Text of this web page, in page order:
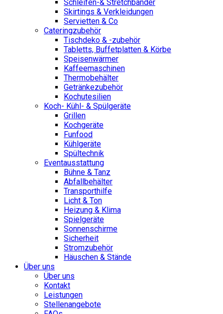
Schleifen-& Stretchbänder
Skirtings & Verkleidungen
Servietten & Co
Cateringzubehör
Tischdeko & -zubehör
Tabletts, Buffetplatten & Körbe
Speisenwärmer
Kaffeemaschinen
Thermobehälter
Getränkezubehör
Kochutesilien
Koch- Kühl- & Spülgeräte
Grillen
Kochgeräte
Funfood
Kühlgeräte
Spültechnik
Eventausstattung
Bühne & Tanz
Abfallbehälter
Transporthilfe
Licht & Ton
Heizung & Klima
Spielgeräte
Sonnenschirme
Sicherheit
Stromzubehör
Häuschen & Stände
Über uns
Über uns
Kontakt
Leistungen
Stellenangebote